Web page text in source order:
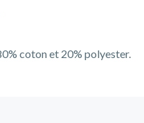
coton et 20% polyester.